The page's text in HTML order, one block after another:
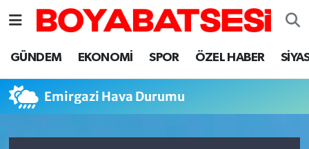
GÜNDEM EKONOMİ SPOR ÖZEL HABER
Emirgazi Hava Durumu
Sinop Nöbetçi Eczaneler
Sinop Hava Durumu